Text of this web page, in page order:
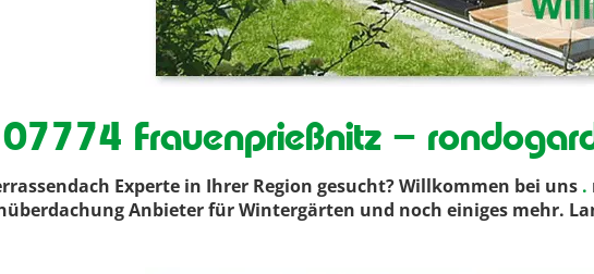
Frauenprießnitz –
Experte in Ihrer Region gesucht? Willkommen bei uns .
Anbieter für Wintergärten und noch einiges mehr.